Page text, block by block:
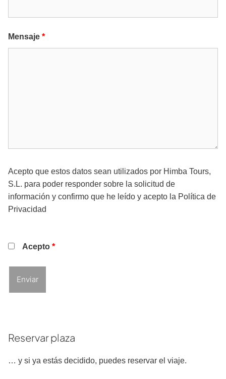
Mensaje *
Acepto que estos datos sean utilizados por Himba Tours,
S.L. para poder responder sobre la solicitud de
información y confirmo que he leído y acepto la Política de
Privacidad
Acepto*
Reservar plaza
… y si ya estás decidido, puedes reservar el viaje.